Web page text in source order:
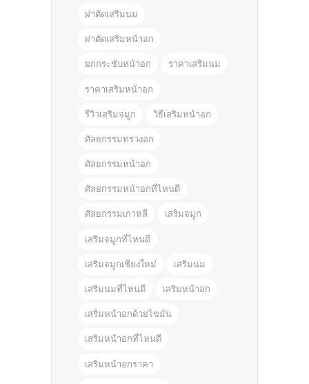
ผ่าตัดเสริมนม
ผ่าตัดเสริมหน้าอก
ยกกระชับหน้าอก ราคาเสริมนม
ราคาเสริมหน้าอก
รีวิวเสริมจมูก วิธีเสริมหน้าอก
ศัลยกรรมทรวงอก
ศัลยกรรมหน้าอก
ศัลยกรรมหน้าอกที่ไหนดี
ศัลยกรรมเกาหลี เสริมจมูก
เสริมจมูกที่ไหนดี
เสริมจมูกเชียงใหม่ เสริมนม
เสริมนมที่ไหนดี เสริมหน้าอก
เสริมหน้าอกด้วยไขมัน
เสริมหน้าอกที่ไหนดี
เสริมหน้าอกราคา